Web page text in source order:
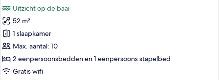
Limited
edition)
Familiekamer,
niet-
roken,
uitzicht
op
baai
Uitzicht op de baai
52 m²
1 slaapkamer
Max. aantal: 10
2 eenpersoonsbedden en 1 eenpersoons stapelbed
Gratis wifi